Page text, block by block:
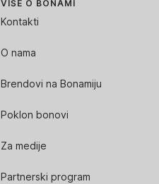
VIŠE O BONAMI
Kontakti
O nama
Brendovi na Bonamiju
Poklon bonovi
Za medije
Partnerski program